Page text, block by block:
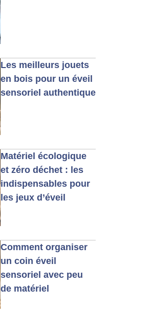
Les meilleurs jouets
en bois pour un éveil
sensoriel authentique
Matériel écologique
et zéro déchet : les
indispensables pour
les jeux d’éveil
Comment organiser
un coin éveil
sensoriel avec peu
de matériel